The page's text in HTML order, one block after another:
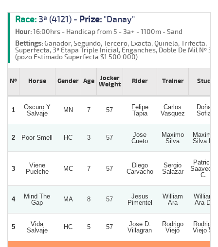
Race: 3ª (4121) - Prize: "Danay"
Hour:16:00hrs - Handicap from 5 - 3a+ - 1100m - Sand
Bettings:Ganador, Segundo, Tercero, Exacta, Quinela, Trifecta,
Superfecta, 3ª Etapa Triple Inicial, Enganches, Doble De Mil Nº 3
(pozo Estimado Superfecta $1.500.000)
Nº Horse Gender Age
Jocker
Weight
Rider Trainer Stud
1
Oscuro Y
Salvaje
MN 7 57
Felipe
Tapia
Carlos
Vasquez
Doña
Sofia
2 Poor Smell HC 3 57
Jose
Cueto
Maximo
Silva
Maximo
Silva D.
3
Viene
Puelche
MC 7 57
Diego
Carvacho
Sergio
Salazar
Patricio
Saavedra
C.
4
Mind The
Gap
MA 8 57
Jesus
Pimentel
William
Ara
William
Ara D.
5
Vida
Salvaje
HC 5 57
Jose D.
Villagran
Rodrigo
Viejo
Rodrigo
Viejo S.